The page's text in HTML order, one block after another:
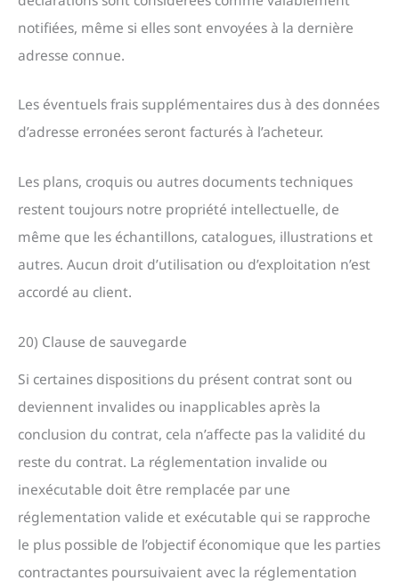
notifiées, même si elles sont envoyées à la dernière
adresse connue.
Les éventuels frais supplémentaires dus à des données
d’adresse erronées seront facturés à l’acheteur.
Les plans, croquis ou autres documents techniques
restent toujours notre propriété intellectuelle, de
même que les échantillons, catalogues, illustrations et
autres. Aucun droit d’utilisation ou d’exploitation n’est
accordé au client.
20) Clause de sauvegarde
Si certaines dispositions du présent contrat sont ou
deviennent invalides ou inapplicables après la
conclusion du contrat, cela n’affecte pas la validité du
reste du contrat. La réglementation invalide ou
inexécutable doit être remplacée par une
réglementation valide et exécutable qui se rapproche
le plus possible de l’objectif économique que les parties
contractantes poursuivaient avec la réglementation